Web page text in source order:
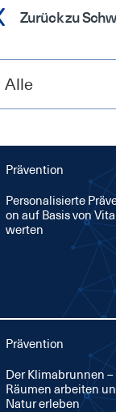
Zurück zu
Alle
Prävention
Per­so­na­li­sier­te
on auf Ba­sis von
wer­ten
Prävention
Der Kli­ma­brun­nen
Räu­men ar­bei­ten
Na­tur er­le­ben